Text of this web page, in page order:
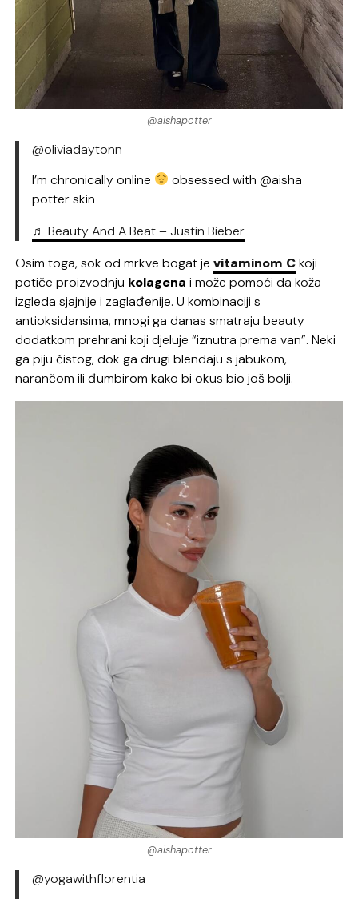
@aishapotter
@oliviadaytonn
I’m chronically online
obsessed with @aisha
potter skin
♬ Beauty And A Beat – Justin Bieber
Osim toga, sok od mrkve bogat jevitaminom Ckoji
potiče proizvodnju kolagena i može pomoći da koža
izgleda sjajnije i zaglađenije. U kombinaciji s
antioksidansima, mnogi ga danas smatraju beauty
dodatkom prehrani koji djeluje “iznutra prema van”. Neki
ga piju čistog, dok ga drugi blendaju s jabukom,
narančom ili đumbirom kako bi okus bio još bolji.
@aishapotter
@yogawithflorentia